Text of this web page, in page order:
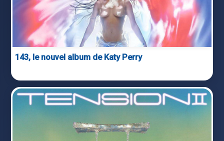
143, le nouvel album de Katy Perry